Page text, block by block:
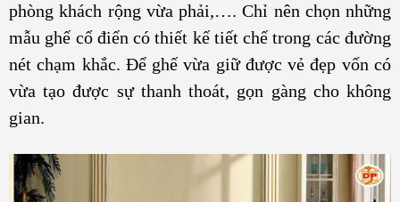
phòng khách rộng vừa phải,…. Chỉ nên chọn những
mẫu ghế cổ điển có thiết kế tiết chế trong các đường
nét chạm khắc. Để ghế vừa giữ được vẻ đẹp vốn có
vừa tạo được sự thanh thoát, gọn gàng cho không
gian.